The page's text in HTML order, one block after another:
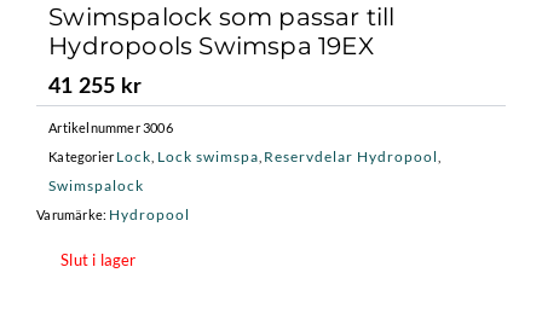
Swimspalock som passar till
Hydropools Swimspa 19EX
41 255 kr
Artikelnummer3006
Kategorier Lock Lock swimspa Reservdelar Hydropool
Swimspalock
Varumärke: Hydropool
Slut i lager